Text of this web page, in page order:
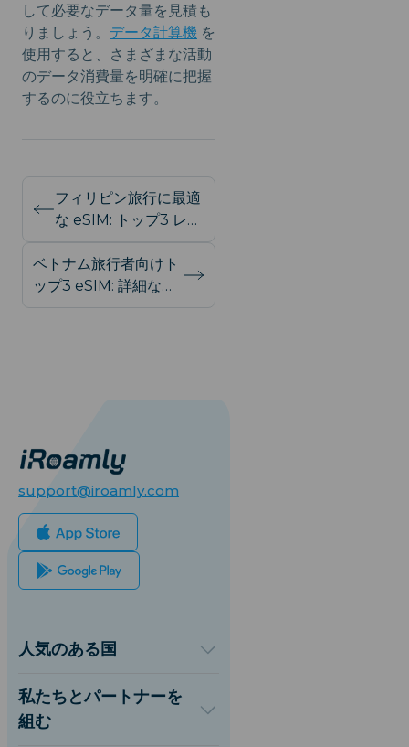
して必要なデータ量を見積も
りましょう。 データ計算機 を
使用すると、さまざまな活動
のデータ消費量を明確に把握
するのに役立ちます。
フィリピン旅行に最適
な eSIM: トップ3 レビ
ベトナム旅行者向けト
ップ3 eSIM: 詳細なレ
support@iroamly.com
人気のある国
イギリス
トルコ
フランス
私たちとパートナーを
組む